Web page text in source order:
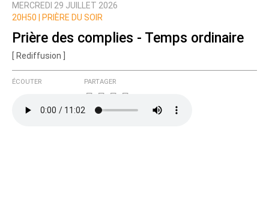
MERCREDI 29 JUILLET 2026
20H50 |
PRIÈRE DU SOIR
Prière des complies - Temps ordinaire
[ Rediffusion ]
ÉCOUTER PARTAGER